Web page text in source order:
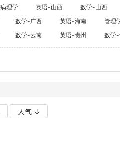
教育文旅及度假
海外研游学
病理学 英语-山西 数学-山西
数学-广西 英语-海南 管理
数学-云南 英语-贵州 数学-
人气 ↓